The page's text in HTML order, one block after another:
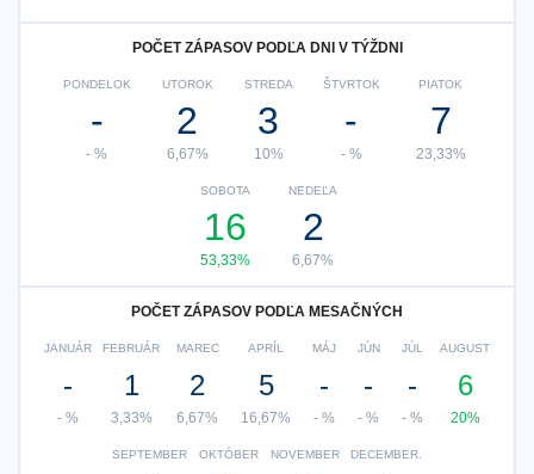
POČET ZÁPASOV PODĽA DNI V TÝŽDNI
PONDELOK
-
- %
UTOROK
2
6,67%
STREDA
3
10%
ŠTVRTOK
-
- %
PIATOK
7
23,33%
SOBOTA
16
53,33%
NEDEĽA
2
6,67%
POČET ZÁPASOV PODĽA MESAČNÝCH
JANUÁR
-
- %
FEBRUÁR
1
3,33%
MAREC
2
6,67%
APRÍL
5
16,67%
MÁJ
-
- %
JÚN
-
- %
JÚL
-
- %
AUGUST
6
20%
SEPTEMBER OKTÓBER NOVEMBER DECEMBER.